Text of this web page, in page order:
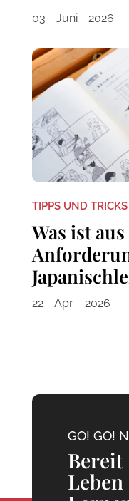
03 - Juni - 2026
TIPPS UND TRICKS
Was ist
22 - Apr. - 2026
GO! GO!
Bereit